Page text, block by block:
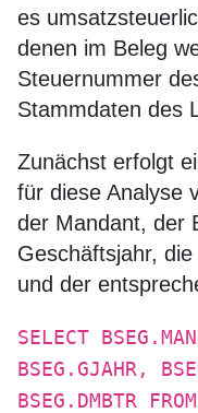
es
denen im Beleg
Steuernummer
Stammdaten des
Zunächst erfolgt
für diese Analyse
der Mandant, der
Geschäftsjahr,
und der
SELECT
BSEG.GJAHR,
BSEG.DMBTR